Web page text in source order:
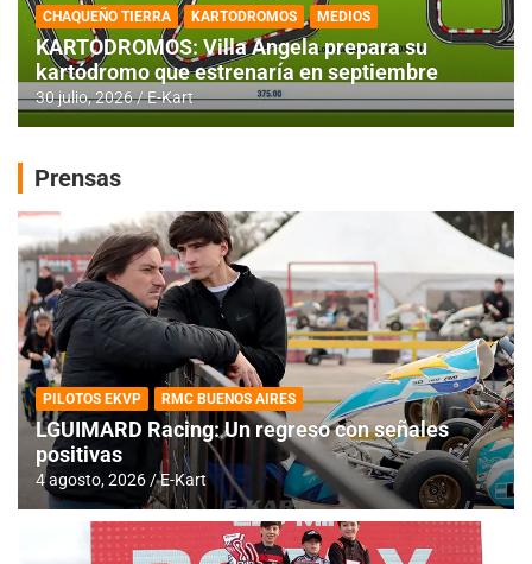
CHAQUEÑO TIERRA KARTODROMOS MEDIOS
KARTODROMOS: Villa Angela prepara su
kartódromo que estrenaría en septiembre
30 julio, 2026 E-Kart
Prensas
PILOTOS EKVP RMC BUENOS AIRES
LGUIMARD Racing: Un regreso con señales
positivas
4 agosto, 2026 E-Kart